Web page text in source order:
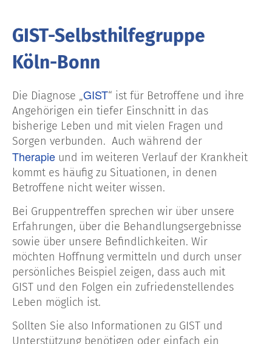
GIST-Selbsthilfegruppe
Köln-Bonn
Die Diagnose „GIST“ ist für Betroffene und ihre
Angehörigen ein tiefer Einschnitt in das
bisherige Leben und mit vielen Fragen und
Sorgen verbunden. Auch während der
Therapie und im weiteren Verlauf der Krankheit
kommt es häufig zu Situationen, in denen
Betroffene nicht weiter wissen.
Bei Gruppentreffen sprechen wir über unsere
Erfahrungen, über die Behandlungsergebnisse
sowie über unsere Befindlichkeiten. Wir
möchten Hoffnung vermitteln und durch unser
persönliches Beispiel zeigen, dass auch mit
GIST und den Folgen ein zufriedenstellendes
Leben möglich ist.
Sollten Sie also Informationen zu GIST und
Unterstützung benötigen oder einfach ein